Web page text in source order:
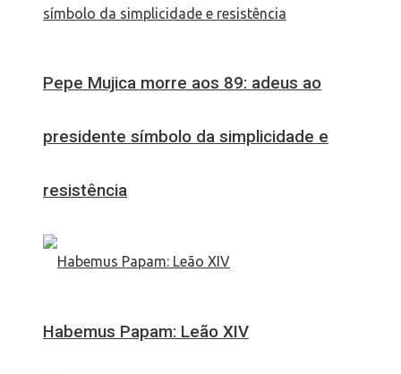
Pepe Mujica morre aos 89: adeus ao
presidente símbolo da simplicidade e
resistência
Habemus Papam: Leão XIV